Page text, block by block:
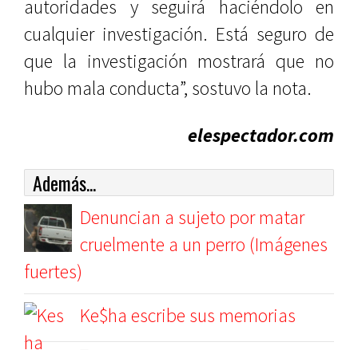
autoridades y seguirá haciéndolo en
cualquier investigación. Está seguro de
que la investigación mostrará que no
hubo mala conducta”, sostuvo la nota.
elespectador.com
Además...
Denuncian a sujeto por matar
cruelmente a un perro (Imágenes
fuertes)
Ke$ha escribe sus memorias